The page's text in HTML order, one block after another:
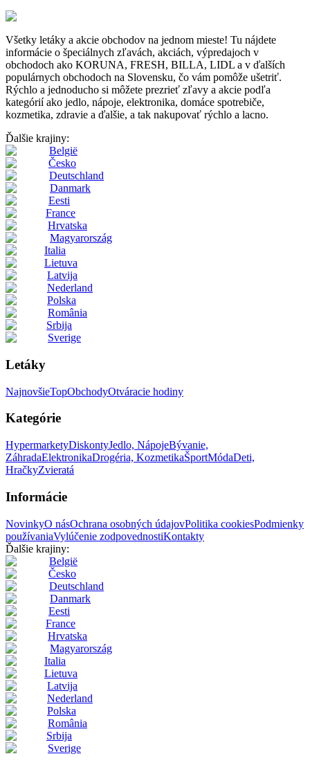
Všetky letáky a akcie obchodov na jednom mieste! Tu nájdete
informácie o špeciálnych zľavách, akciách, výpredajoch v
obchodoch ako KORUNA, FRESH, BILLA, LIDL a v ďalších
populárnych obchodoch na Slovensku, čo vám pomôže ušetriť.
Rýchlo a jednoducho si môžete prezrieť zľavy a akcie podľa
kategórií ako jedlo, nápoje, elektronika, domáce spotrebiče,
kozmetika, zdravie a ďalšie, a tak nakupovať rýchlo a lacno.
Ďalšie krajiny:
België
Česko
Deutschland
Danmark
Eesti
France
Hrvatska
Magyarország
Italia
Lietuva
Latvija
Nederland
Polska
România
Srbija
Sverige
Letáky
NajnovšieTopObchodyOtváracie hodiny
Kategórie
HypermarketyDiskontyJedlo, NápojeBývanie,
ZáhradaElektronikaDrogéria, KozmetikaŠportMódaDeti,
HračkyZvieratá
Informácie
NovinkyO násOchrana osobných údajovPolitika cookiesPodmienky
používaniaVylúčenie zodpovednostiKontakty
Ďalšie krajiny:
België
Česko
Deutschland
Danmark
Eesti
France
Hrvatska
Magyarország
Italia
Lietuva
Latvija
Nederland
Polska
România
Srbija
Sverige